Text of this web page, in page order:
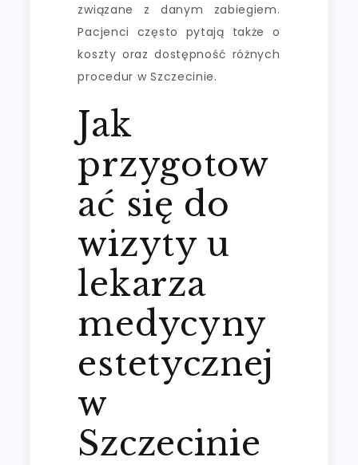
związane z danym zabiegiem.
Pacjenci często pytają także o
koszty oraz dostępność różnych
procedur w Szczecinie.
Jak
przygotow
ać się do
wizyty u
lekarza
medycyny
estetycznej
w
Szczecinie